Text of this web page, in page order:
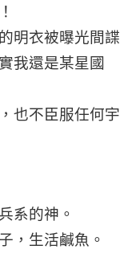
明衣被曝光間諜
我還是某星國
也不臣服任何宇
系的神。
，生活鹹魚。